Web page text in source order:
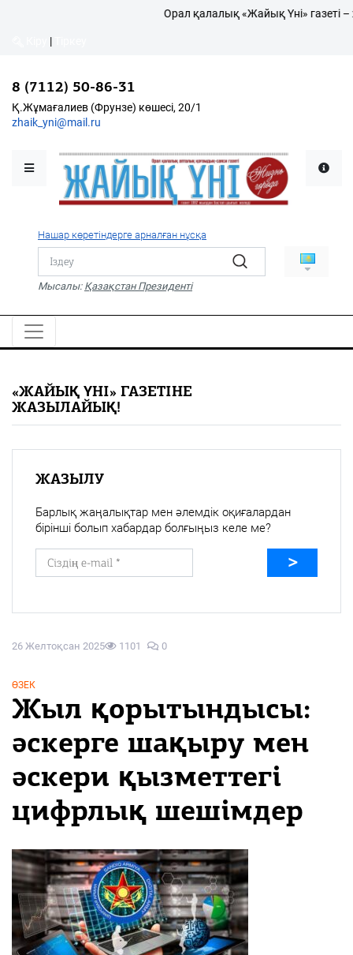
Қалалықтар қаперіне
Қоғам
Дені сау ұлт
Спорт
Жалын
PDF
«Жайық үні» — 33 жыл
Каталог
Қ.Жұмағалиев (Фрунзе)
Орал қалалық «Жайық Үні» газеті –
|
8 (7112) 50-86-31
Қ.Жұмағалиев (Фрунзе) көшесі, 20/1
zhaik_yni@mail.ru
Нашар көретіндерге арналған нұсқа
Мысалы: Қазақстан Президенті
26 Желтоқсан 2025 1101 0
ӨЗЕК
Жыл қорытындысы:
әскерге шақыру мен
әскери қызметтегі
цифрлық шешімдер
«ЖАЙЫҚ ҮНІ» ГАЗЕТІНЕ
ЖАЗЫЛАЙЫҚ!
ЖАЗЫЛУ
Барлық жаңалықтар мен әлемдік оқиғалардан
бірінші болып хабардар болғыңыз келе ме?